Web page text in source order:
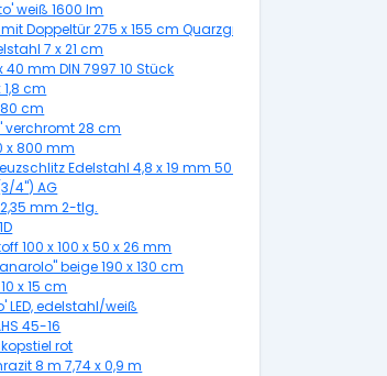
weiß 1600 lm
Doppeltür 275 x 155 cm Quarzgrau metallic
7 x 21 cm
mm DIN 7997 10 Stück
cm
cm
verchromt 28 cm
x 800 mm
Edelstahl 4,8 x 19 mm 50 Stück
4") AG
mm 2-tlg.
100 x 100 x 50 x 26 mm
beige 190 x 130 cm
x 15 cm
LED, edelstahl/weiß
45-16
rot
8 m 7,74 x 0,9 m